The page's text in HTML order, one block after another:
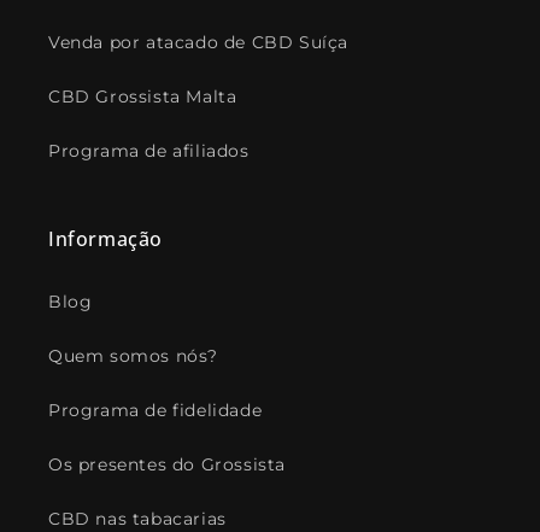
Venda por atacado de CBD Suíça
CBD Grossista Malta
Programa de afiliados
Informação
Blog
Quem somos nós?
Programa de fidelidade
Os presentes do Grossista
CBD nas tabacarias